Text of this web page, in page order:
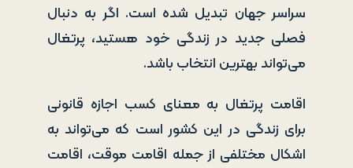
سراسر جهان تبدیل شده است. اگر به دنبال
فصلی جدید در زندگی خود هستید، پرتغال
می‌تواند بهترین انتخاب باشد.
اقامت پرتغال به معنای کسب اجازه قانونی
برای زندگی در این کشور است که می‌تواند به
اشکال مختلفی از جمله اقامت موقت، اقامت